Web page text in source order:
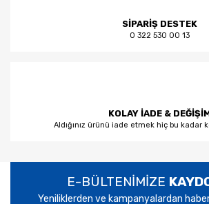
SİPARİŞ DESTEK
0 322 530 00 13
KOLAY İADE &
Aldığınız ürünü iade etmek hiç bu kadar
E-BÜLTENİMİZE
Yeniliklerden ve kampanyalardan